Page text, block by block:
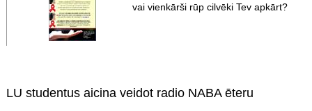
vai vienkārši rūp cilvēki Tev apkārt?
LU studentus aicina veidot radio NABA ēteru